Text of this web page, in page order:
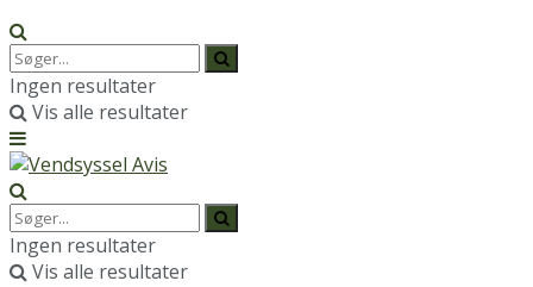
Ingen resultater
Vis alle resultater
Ingen resultater
Vis alle resultater